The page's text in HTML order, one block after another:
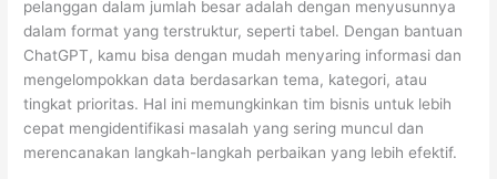
pelanggan dalam jumlah besar adalah dengan menyusunnya
dalam format yang terstruktur, seperti tabel. Dengan bantuan
ChatGPT, kamu bisa dengan mudah menyaring informasi dan
mengelompokkan data berdasarkan tema, kategori, atau
tingkat prioritas. Hal ini memungkinkan tim bisnis untuk lebih
cepat mengidentifikasi masalah yang sering muncul dan
merencanakan langkah-langkah perbaikan yang lebih efektif.